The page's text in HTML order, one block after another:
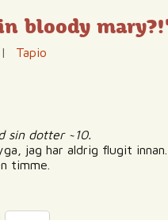
bloody
|
Tapio
sin dotter ~10.
jag har aldrig flugit innan.
timme.